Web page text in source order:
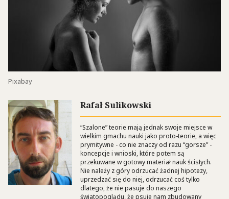
Pixabay
Rafał Sulikowski
“Szalone” teorie mają jednak swoje miejsce w
wielkim gmachu nauki jako proto-teorie, a więc
prymitywne - co nie znaczy od razu “gorsze” -
koncepcje i wnioski, które potem są
przekuwane w gotowy materiał nauk ścisłych.
Nie należy z góry odrzucać żadnej hipotezy,
uprzedzać się do niej, odrzucać coś tylko
dlatego, że nie pasuje do naszego
światopoglądu, że psuje nam zbudowany